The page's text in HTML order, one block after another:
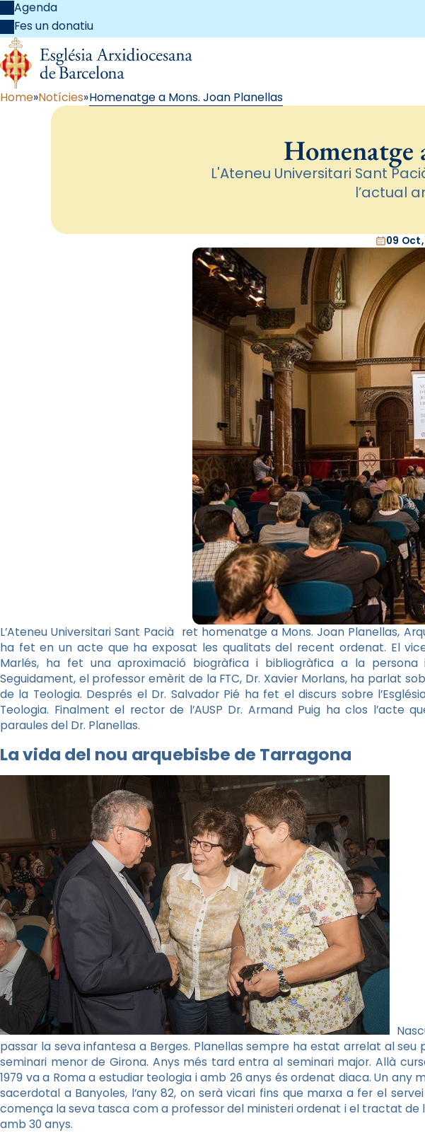
Agenda
Fes un donatiu
Home Notícies Homenatge a Mons. Joan Planellas
Homenatge
L'Ateneu Universitari Sant
l’actual
09 Oct,
L’Ateneu Universitari Sant Pacià ret homenatge a Mons. Joan Planellas,
ha fet en un acte que ha exposat les qualitats del recent ordenat. El
Marlés, ha fet una aproximació biogràfica i bibliogràfica a la persona i
Seguidament, el professor emèrit de la FTC, Dr. Xavier Morlans, ha parlat
de la Teologia. Després el Dr. Salvador Pié ha fet el discurs sobre
Teologia. Finalment el rector de l’AUSP Dr. Armand Puig ha clos l’acte
paraules del Dr. Planellas.
La vida del nou arquebisbe de Tarragona
passar la seva infantesa a Berges. Planellas sempre ha estat arrelat al seu
seminari menor de Girona. Anys més tard entra al seminari major. Allà
1979 va a Roma a estudiar teologia i amb 26 anys és ordenat diaca. Un any
sacerdotal a Banyoles, l’any 82, on serà vicari fins que marxa a fer el
comença la seva tasca com a professor del ministeri ordenat i el tractat de
amb 30 anys.